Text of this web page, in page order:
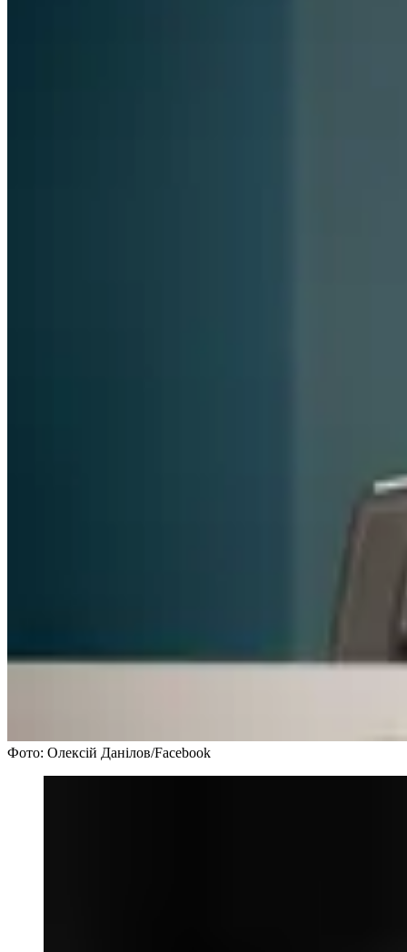
Фото: Олексій Данілов/Facebook